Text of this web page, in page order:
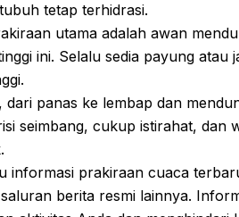
tetap terhidrasi.
utama adalah awan
ini. Selalu sedia payung atau
panas ke lembap dan
seimbang, cukup istirahat, dan
informasi prakiraan cuaca
berita resmi lainnya.